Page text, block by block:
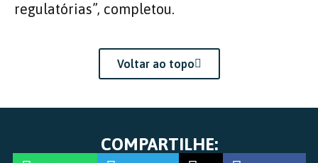
regulatórias”, completou.
Voltar ao topo
COMPARTILHE: